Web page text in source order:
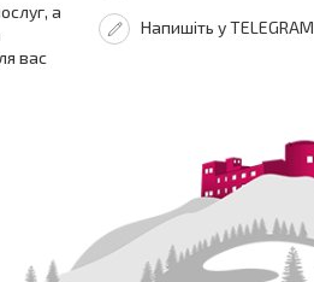
а
вас
Напишіть у TELEGRAM